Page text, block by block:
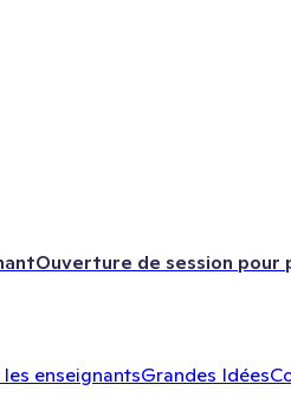
Ouverture de session pour
enseignantsGrandes Idées